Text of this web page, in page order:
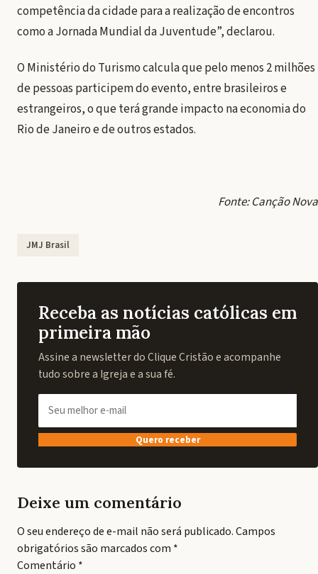
competência da cidade para a realização de encontros
como a Jornada Mundial da Juventude”, declarou.
O Ministério do Turismo calcula que pelo menos 2 milhões
de pessoas participem do evento, entre brasileiros e
estrangeiros, o que terá grande impacto na economia do
Rio de Janeiro e de outros estados.
Fonte: Canção Nova
JMJ Brasil
Receba as notícias católicas em
primeira mão
Assine a newsletter do Clique Cristão e acompanhe
tudo sobre a Igreja e a sua fé.
Quero receber
Deixe um comentário
O seu endereço de e-mail não será publicado.Campos
obrigatórios são marcados com *
Comentário *